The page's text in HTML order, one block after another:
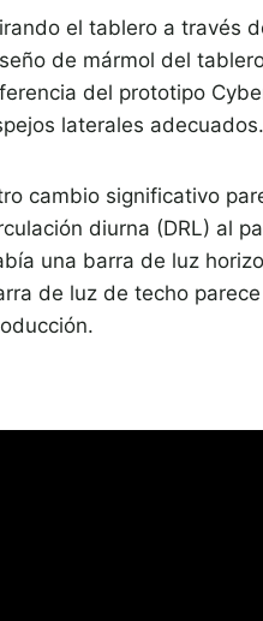
el tablero a través
de mármol del
del prototipo
laterales adecuados.
cambio significativo
diurna (DRL) al
una barra de luz
de luz de techo